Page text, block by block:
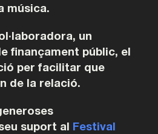
música.
un
finançament públic, el
per facilitar que
de la relació.
suport al Festival